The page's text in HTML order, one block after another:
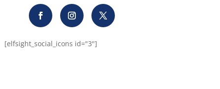
[elfsight_social_icons id="3"]